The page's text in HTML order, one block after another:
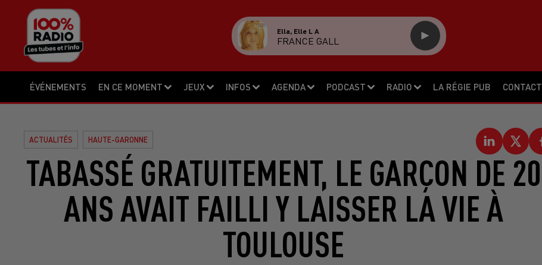
ÉVÉNEMENTS EN CE MOMENT JEUX INFOS AGENDA PODCAST RADIO LA RÉGIE PUB CONTACT
Ella, Elle L A
FRANCE GALL
ACTUALITÉS HAUTE-GARONNE
TABASSÉ GRATUITEMENT, LE GARÇON DE 20
ANS AVAIT FAILLI Y LAISSER LA VIE À
TOULOUSE